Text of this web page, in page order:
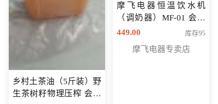
乡村土茶油（5斤装）野
生茶树籽物理压榨 会员
摩飞电器恒温饮水机
（调奶器）MF-01 会员
专享价366元
449.00 库存95
摩飞电器专卖店